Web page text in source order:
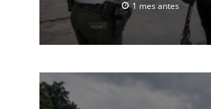
1 mes antes